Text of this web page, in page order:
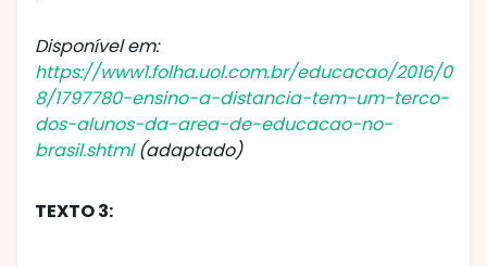
Disponível em:
https://www1.folha.uol.com.br/educacao/2016/0
8/1797780-ensino-a-distancia-tem-um-terco-
dos-alunos-da-area-de-educacao-no-
brasil.shtml(adaptado)
TEXTO 3: